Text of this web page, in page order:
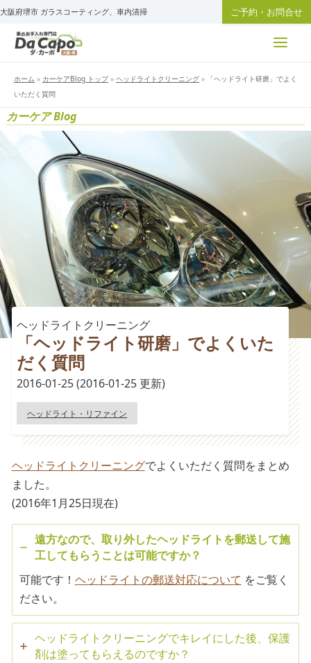
内
大阪府堺市 ガラスコーティング、車内清掃 ご予約・お問合せ
ホーム » カーケアBlog トップ» ヘッドライトクリーニング »
「ヘッドライト研磨」でよく
いただく質問
カーケア Blog
「ヘッドライト研磨」でよくいた
だく質問
ヘッドライトクリーニング
2016-01-25(2016-01-25 更新)
ヘッドライト・リファイン
ヘッドライトクリーニングでよくいただく質問をまとめ
ました。
(2016年1月25日現在)
遠方なので、取り外したヘッドライトを郵送して施
工してもらうことは可能ですか？
可能です！ ヘッドライトの郵送対応について をご覧く
ださい。
ヘッドライトクリーニングでキレイにした後、保護
剤は塗ってもらえるのですか？